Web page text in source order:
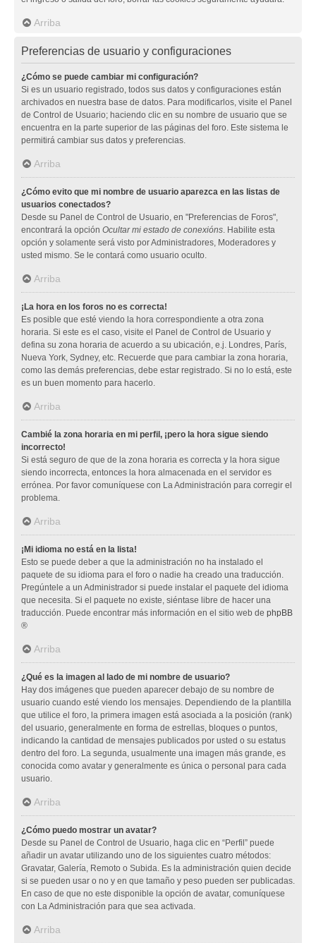
Arriba
Preferencias de usuario y configuraciones
¿Cómo se puede cambiar mi configuración?
Si es un usuario registrado, todos sus datos y configuraciones están
archivados en nuestra base de datos. Para modificarlos, visite el Panel
de Control de Usuario; haciendo clic en su nombre de usuario que se
encuentra en la parte superior de las páginas del foro. Este sistema le
permitirá cambiar sus datos y preferencias.
Arriba
¿Cómo evito que mi nombre de usuario aparezca en las listas de
usuarios conectados?
Desde su Panel de Control de Usuario, en "Preferencias de Foros",
encontrará la opción Ocultar mi estado de conexións. Habilite esta
opción y solamente será visto por Administradores, Moderadores y
usted mismo. Se le contará como usuario oculto.
Arriba
¡La hora en los foros no es correcta!
Es posible que esté viendo la hora correspondiente a otra zona
horaria. Si este es el caso, visite el Panel de Control de Usuario y
defina su zona horaria de acuerdo a su ubicación, e.j. Londres, París,
Nueva York, Sydney, etc. Recuerde que para cambiar la zona horaria,
como las demás preferencias, debe estar registrado. Si no lo está, este
es un buen momento para hacerlo.
Arriba
Cambié la zona horaria en mi perfil, ¡pero la hora sigue siendo
incorrecto!
Si está seguro de que de la zona horaria es correcta y la hora sigue
siendo incorrecta, entonces la hora almacenada en el servidor es
errónea. Por favor comuníquese con La Administración para corregir el
problema.
Arriba
¡Mi idioma no está en la lista!
Esto se puede deber a que la administración no ha instalado el
paquete de su idioma para el foro o nadie ha creado una traducción.
Pregúntele a un Administrador si puede instalar el paquete del idioma
que necesita. Si el paquete no existe, siéntase libre de hacer una
traducción. Puede encontrar más información en el sitio web de phpBB
®
Arriba
¿Qué es la imagen al lado de mi nombre de usuario?
Hay dos imágenes que pueden aparecer debajo de su nombre de
usuario cuando esté viendo los mensajes. Dependiendo de la plantilla
que utilice el foro, la primera imagen está asociada a la posición (rank)
del usuario, generalmente en forma de estrellas, bloques o puntos,
indicando la cantidad de mensajes publicados por usted o su estatus
dentro del foro. La segunda, usualmente una imagen más grande, es
conocida como avatar y generalmente es única o personal para cada
usuario.
Arriba
¿Cómo puedo mostrar un avatar?
Desde su Panel de Control de Usuario, haga clic en “Perfil” puede
añadir un avatar utilizando uno de los siguientes cuatro métodos:
Gravatar, Galería, Remoto o Subida. Es la administración quien decide
si se pueden usar o no y en que tamaño y peso pueden ser publicadas.
En caso de que no este disponible la opción de avatar, comuníquese
con La Administración para que sea activada.
Arriba